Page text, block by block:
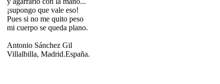
¡supongo que vale eso!
Pues si no me quito peso
mi cuerpo se queda plano.
Antonio Sánchez Gil
Villalbilla, Madrid.España.